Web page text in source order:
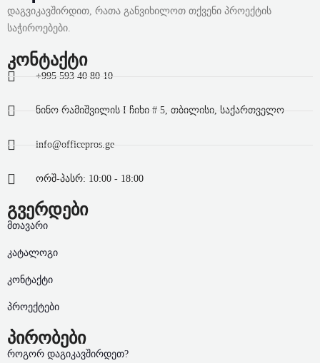
დაგვიკავშირდით, რათა განვიხილოთ თქვენი პროექტის
საჭიროებები.
კონტაქტი
+995 593 40 80 10
ნინო რამიშვილის I ჩიხი # 5, თბილისი, საქართველო
info@officepros.ge
ორშ-პასრ: 10:00 - 18:00
გვერდები
მთავარი
კატალოგი
კონტაქტი
პროექტები
პირობები
როგორ დაგიკავშირდეთ?